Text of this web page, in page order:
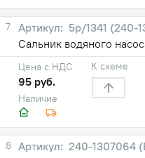
7
5р/1341 (240-
Сальник водяного
Наличие
Цена с НДС
95 руб.
К схеме
8
240-1307064